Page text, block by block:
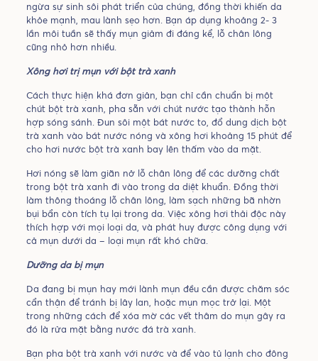
ngừa sự sinh sôi phát triển của chúng, đồng thời khiến da
khỏe mạnh, mau lành sẹo hơn. Bạn áp dụng khoảng 2- 3
lần môi tuần sẽ thấy mụn giảm đi đáng kể, lỗ chân lông
cũng nhỏ hơn nhiều.
Xông hơi trị mụn với bột trà xanh
Cách thực hiện khá đơn giản, bạn chỉ cần chuẩn bị một
chút bột trà xanh, pha sẵn với chút nước tạo thành hỗn
hợp sóng sánh. Đun sôi một bát nước to, đổ dung dịch bột
trà xanh vào bát nước nóng và xông hơi khoảng 15 phút để
cho hơi nước bột trà xanh bay lên thấm vào da mặt.
Hơi nóng sẽ làm giãn nở lỗ chân lông để các dưỡng chất
trong bột trà xanh đi vào trong da diệt khuẩn. Đồng thời
làm thông thoáng lỗ chân lông, làm sạch những bã nhờn
bụi bẩn còn tích tụ lại trong da. Việc xông hơi thải độc này
thích hợp với mọi loại da, và phát huy được công dụng với
cả mụn dưới da – loại mụn rất khó chữa.
Dưỡng da bị mụn
Da đang bị mụn hay mới lành mụn đều cần được chăm sóc
cẩn thận để tránh bị lây lan, hoặc mụn mọc trở lại. Một
trong những cách để xóa mờ các vết thâm do mụn gây ra
đó là rửa mặt bằng nước đá trà xanh.
Bạn pha bột trà xanh với nước và để vào tủ lạnh cho đông